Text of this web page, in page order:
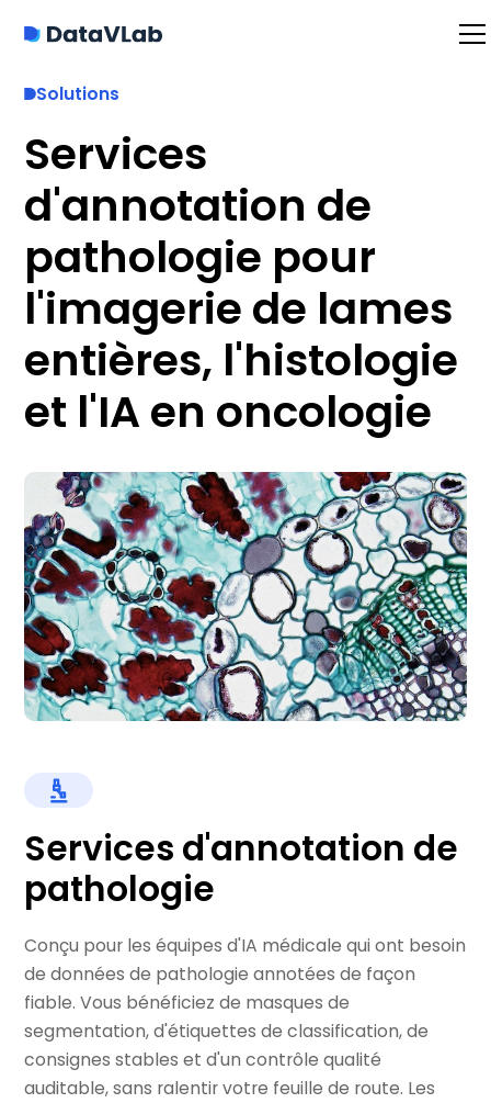
Solutions
Services
d'annotation de
pathologie pour
l'imagerie de lames
entières, l'histologie
et l'IA en oncologie
Services d'annotation de
pathologie
Conçu pour les équipes d'IA médicale qui ont besoin
de données de pathologie annotées de façon
fiable. Vous bénéficiez de masques de
segmentation, d'étiquettes de classification, de
consignes stables et d'un contrôle qualité
auditable, sans ralentir votre feuille de route. Les